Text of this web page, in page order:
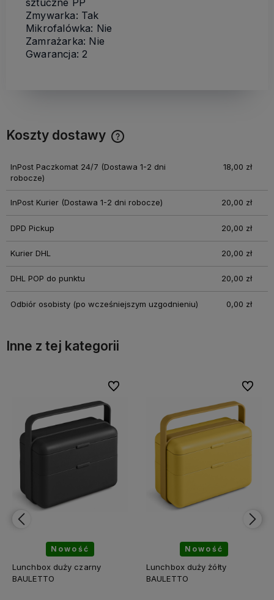
Zmywarka: Tak
Mikrofalówka: Nie
Zamrażarka: Nie
Gwarancja: 2
Koszty dostawy
InPost Paczkomat 24/7 (Dostawa 1-2 dni
robocze)
18,00 zł
InPost Kurier(Dostawa 1-2 dni robocze) 20,00 zł
DPD Pickup 20,00 zł
Kurier DHL 20,00 zł
DHL POP do punktu 20,00 zł
Odbiór osobisty(po wcześniejszym uzgodnieniu) 0,00 zł
Inne z tej kategorii
Nowość
Lunchbox duży czarny
BAULETTO
Do ulubionych
Do ulubionych
Nowość
Lunchbox duży żółty
BAULETTO
Do
Do